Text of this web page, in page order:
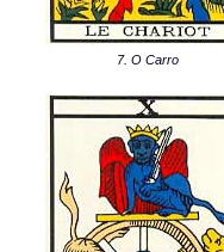
7. O Carro